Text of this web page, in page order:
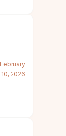
February
10, 2026